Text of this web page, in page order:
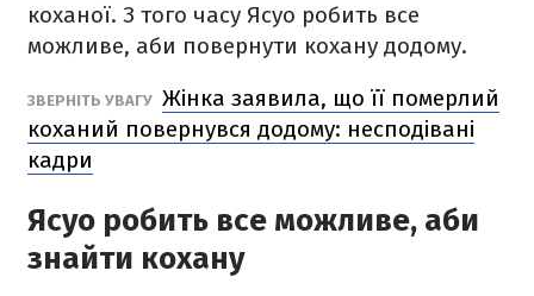
коханої. З того часу Ясуо робить все
можливе, аби повернути кохану додому.
ЗВЕРНІТЬ УВАГУ Жінка заявила, що її померлий
коханий повернувся додому: несподівані
кадри
Ясуо робить все можливе, аби
знайти кохану